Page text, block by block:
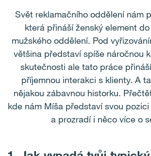
Svět reklamačního oddělení nám
která přináší ženský element
mužského oddělení. Pod
většina představí spíše náročnou
skutečnosti ale tato práce
příjemnou interakci s klienty. A
nějakou zábavnou historku.
kde nám Míša představí svou
a prozradí i něco více o